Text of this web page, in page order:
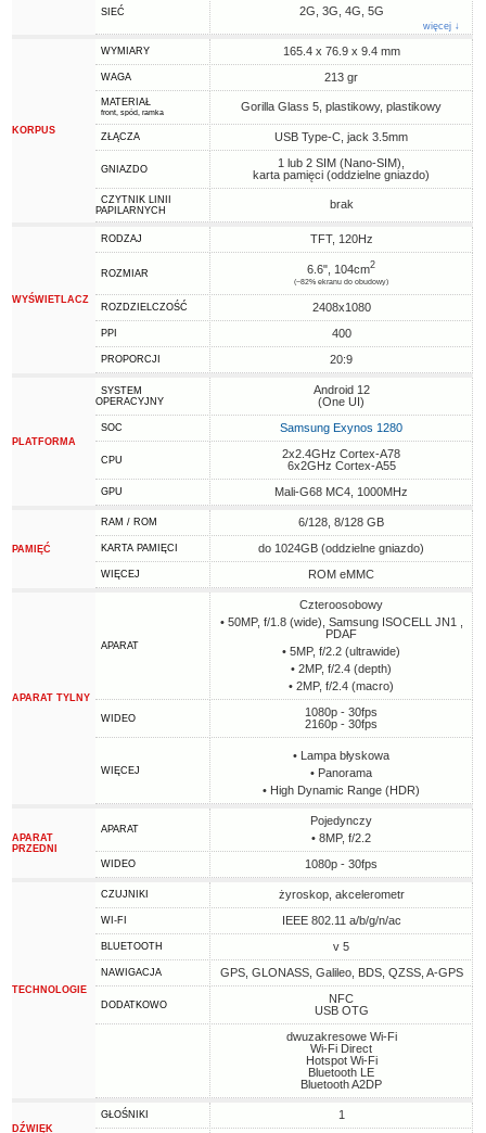
SIEĆ 2G, 3G, 4G, 5G
więcej ↓
KORPUS
WYMIARY 165.4 x 76.9 x 9.4 mm
WAGA 213 gr
MATERIAŁ
front, spód, ramka Gorilla Glass 5, plastikowy, plastikowy
ZŁĄCZA USB Type-C, jack 3.5mm
GNIAZDO
1 lub 2 SIM (Nano-SIM),
karta pamięci (oddzielne gniazdo)
CZYTNIK LINII
PAPILARNYCH
brak
WYŚWIETLACZ
RODZAJ TFT, 120Hz
ROZMIAR 6.6", 104cm2
(~82% ekranu do obudowy)
ROZDZIELCZOŚĆ 2408x1080
PPI 400
PROPORCJI 20:9
PLATFORMA
SYSTEM
OPERACYJNY
Android 12
(One UI)
SOC Samsung Exynos 1280
CPU
2x2.4GHz Cortex-A78
6x2GHz Cortex-A55
GPU Mali-G68 MC4, 1000MHz
PAMIĘĆ
RAM / ROM 6/128, 8/128 GB
KARTA PAMIĘCI do 1024GB (oddzielne gniazdo)
WIĘCEJ ROM eMMC
APARAT TYLNY
APARAT
Czteroosobowy
• 50MP, f/1.8 (wide), Samsung ISOCELL JN1 ,
PDAF
• 5MP, f/2.2 (ultrawide)
• 2MP, f/2.4 (depth)
• 2MP, f/2.4 (macro)
WIDEO
1080p - 30fps
2160p - 30fps
WIĘCEJ
• Lampa błyskowa
• Panorama
• High Dynamic Range (HDR)
APARAT
PRZEDNI
APARAT
Pojedynczy
• 8MP, f/2.2
WIDEO 1080p - 30fps
TECHNOLOGIE
CZUJNIKI żyroskop, akcelerometr
WI-FI IEEE 802.11 a/b/g/n/ac
BLUETOOTH v 5
NAWIGACJA GPS, GLONASS, Galileo, BDS, QZSS, A-GPS
DODATKOWO
NFC
USB OTG
dwuzakresowe Wi-Fi
Wi-Fi Direct
Hotspot Wi-Fi
Bluetooth LE
Bluetooth A2DP
DŹWIĘK
GŁOŚNIKI 1